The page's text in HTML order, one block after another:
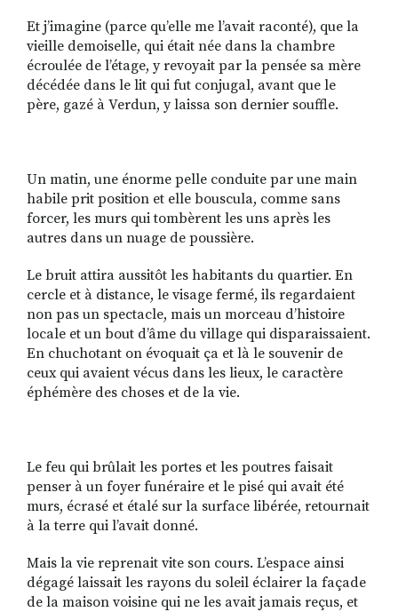
Et j’imagine (parce qu’elle me l’avait raconté), que la
vieille demoiselle, qui était née dans la chambre
écroulée de l’étage, y revoyait par la pensée sa mère
décédée dans le lit qui fut conjugal, avant que le
père, gazé à Verdun, y laissa son dernier souffle.
Un matin, une énorme pelle conduite par une main
habile prit position et elle bouscula, comme sans
forcer, les murs qui tombèrent les uns après les
autres dans un nuage de poussière.
Le bruit attira aussitôt les habitants du quartier. En
cercle et à distance, le visage fermé, ils regardaient
non pas un spectacle, mais un morceau d’histoire
locale et un bout d’âme du village qui disparaissaient.
En chuchotant on évoquait ça et là le souvenir de
ceux qui avaient vécus dans les lieux, le caractère
éphémère des choses et de la vie.
Le feu qui brûlait les portes et les poutres faisait
penser à un foyer funéraire et le pisé qui avait été
murs, écrasé et étalé sur la surface libérée, retournait
à la terre qui l’avait donné.
Mais la vie reprenait vite son cours. L’espace ainsi
dégagé laissait les rayons du soleil éclairer la façade
de la maison voisine qui ne les avait jamais reçus, et